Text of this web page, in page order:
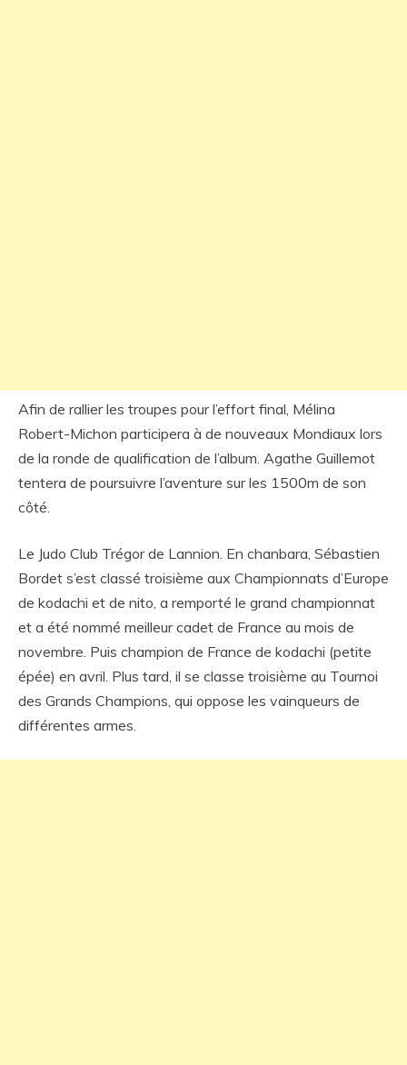
Afin de rallier les troupes pour l’effort final, Mélina
Robert-Michon participera à de nouveaux Mondiaux lors
de la ronde de qualification de l’album. Agathe Guillemot
tentera de poursuivre l’aventure sur les 1500m de son
côté.
Le Judo Club Trégor de Lannion. En chanbara, Sébastien
Bordet s’est classé troisième aux Championnats d’Europe
de kodachi et de nito, a remporté le grand championnat
et a été nommé meilleur cadet de France au mois de
novembre. Puis champion de France de kodachi (petite
épée) en avril. Plus tard, il se classe troisième au Tournoi
des Grands Champions, qui oppose les vainqueurs de
différentes armes.